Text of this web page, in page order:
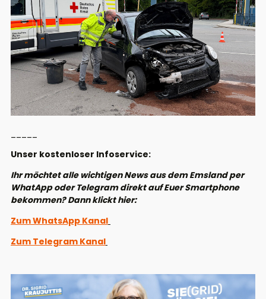
Unser kostenloser Infoservice:
Ihr möchtet alle wichtigen News aus dem Emsland per
WhatApp oder Telegram direkt auf Euer Smartphone
bekommen? Dann klickt hier:
Zum WhatsApp Kanal
Zum Telegram Kanal